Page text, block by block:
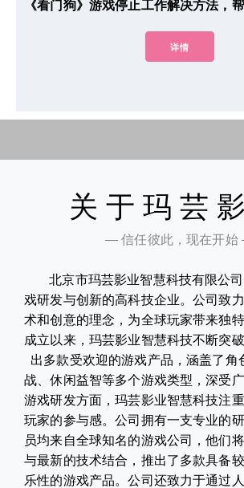
《看门狗》游戏停止工作解决方法，
详情
关于玛芸
— 信任彼此，现在开
北京市玛芸影业智慧科技有限公
戏研发与创新的高科技企业。公司致
术和创意的理念，为全球玩家带来独
成立以来，玛芸影业智慧科技不断突
出多款受欢迎的游戏产品，涵盖了角
战、休闲益智等多个游戏类型，深受
游戏研发方面，玛芸影业智慧科技注
玩家的参与感。公司拥有一支专业的
员均来自全球知名的游戏公司，他们
与最新的技术结合，推出了多款具备
乐性的游戏产品。公司还致力于通过